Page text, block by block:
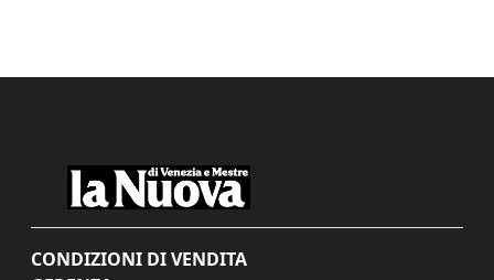
CONDIZIONI DI VENDITA